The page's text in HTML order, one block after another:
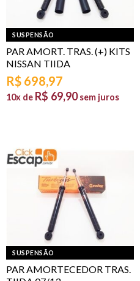
SUSPENSÃO
PAR AMORT. TRAS. (+) KITS
NISSAN TIIDA
R$ 698,97
10x de R$ 69,90 sem juros
SUSPENSÃO
PAR AMORTECEDOR TRAS.